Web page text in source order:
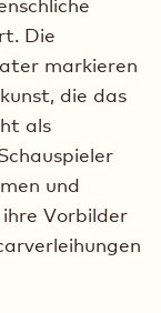
Die
markieren
die das
als
und
Vorbilder